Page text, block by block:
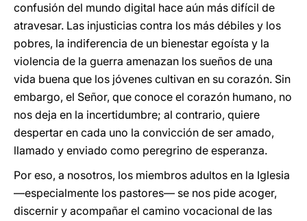
confusión del mundo digital hace aún más difícil de
atravesar. Las injusticias contra los más débiles y los
pobres, la indiferencia de un bienestar egoísta y la
violencia de la guerra amenazan los sueños de una
vida buena que los jóvenes cultivan en su corazón. Sin
embargo, el Señor, que conoce el corazón humano, no
nos deja en la incertidumbre; al contrario, quiere
despertar en cada uno la convicción de ser amado,
llamado y enviado como peregrino de esperanza.
Por eso, a nosotros, los miembros adultos en la Iglesia
—especialmente los pastores— se nos pide acoger,
discernir y acompañar el camino vocacional de las